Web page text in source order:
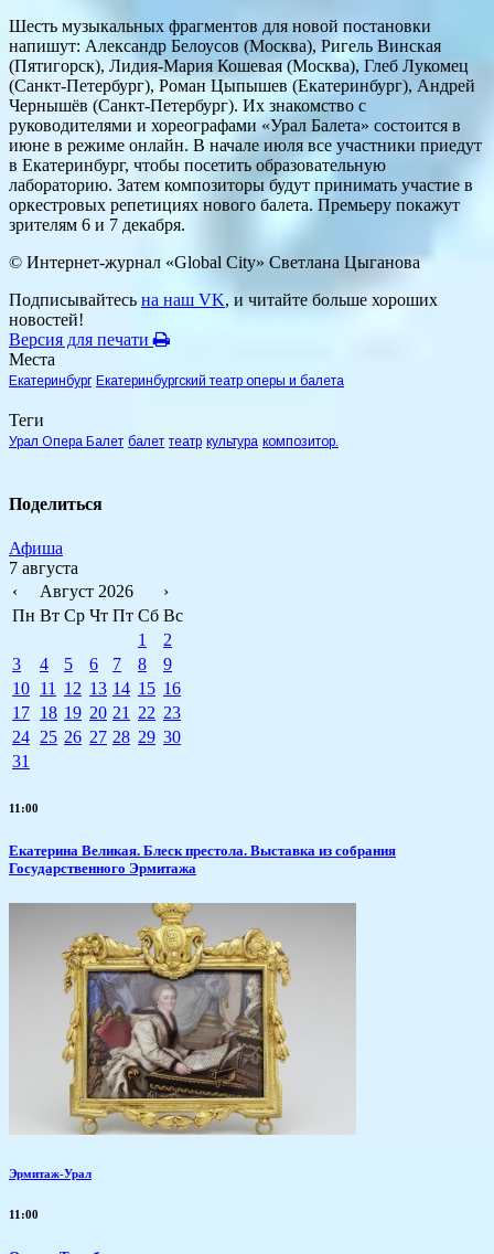
Шесть музыкальных фрагментов для новой постановки
напишут: Александр Белоусов (Москва), Ригель Винская
(Пятигорск), Лидия-Мария Кошевая (Москва), Глеб Лукомец
(Санкт-Петербург), Роман Цыпышев (Екатеринбург), Андрей
Чернышёв (Санкт-Петербург). Их знакомство с
руководителями и хореографами «Урал Балета» состоится в
июне в режиме онлайн. В начале июля все участники приедут
в Екатеринбург, чтобы посетить образовательную
лабораторию. Затем композиторы будут принимать участие в
оркестровых репетициях нового балета. Премьеру покажут
зрителям 6 и 7 декабря.
© Интернет-журнал «Global City» Светлана Цыганова
Подписывайтесь на наш VK, и читайте больше хороших
новостей!
Версия для печати
Места
Екатеринбург Екатеринбургский театр оперы и балета
Теги
Урал Опера Балет балет театр культура композитор.
Поделиться
Афиша
7 августа
‹
Август 2026
›
Пн Вт Ср Чт Пт Сб Вс
1
2
3
4 5 6 7 8
9
10 11 12 13 14 15 16
17 18 19 20 21 22 23
24 25 26 27 28 29 30
31
11:00
Екатерина Великая. Блеск престола. Выставка из собрания
Государственного Эрмитажа
Эрмитаж-Урал
11:00